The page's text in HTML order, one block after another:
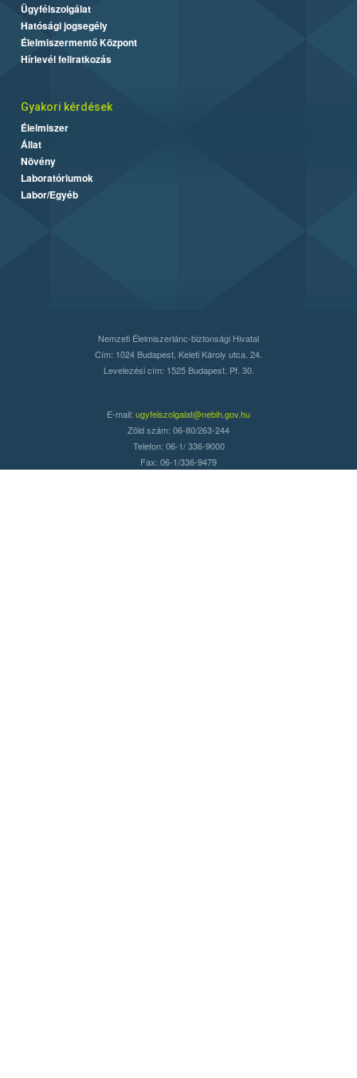
Ügyfélszolgálat
Hatósági jogsegély
Élelmiszermentő Központ
Hírlevél feliratkozás
Gyakori kérdések
Élelmiszer
Állat
Növény
Laboratóriumok
Labor/Egyéb
Nemzeti Élelmiszerlánc-biztonsági Hivatal
Cím: 1024 Budapest, Keleti Károly utca. 24.
Levelezési cím: 1525 Budapest. Pf. 30.
E-mail: ugyfelszolgalat@nebih.gov.hu
Zöld szám: 06-80/263-244
Telefon: 06-1/ 336-9000
Fax: 06-1/336-9479